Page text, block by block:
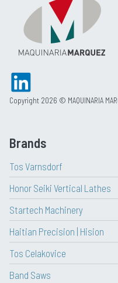
Copyright 2026 © MAQUINARIA
Brands
Tos Varnsdorf
Honor Seiki Vertical Lathes
Startech Machinery
Haitian Precision | Hision
Tos Celakovice
Band Saws